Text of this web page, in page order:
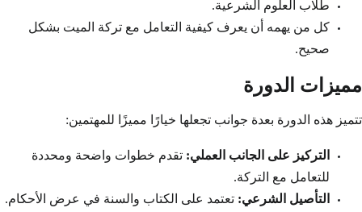
طلاب العلوم الشرعية.
كل من يهمه أن يعرف كيفية التعامل مع تركة الميت بشكل
صحيح.
مميزات الدورة
تتميز هذه الدورة بعدة جوانب تجعلها خيارًا مميزًا للمهتمين:
التركيز على الجانب العملي: تقدم خطوات واضحة ومحددة
للتعامل مع التركة.
التأصيل الشرعي: تعتمد على الكتاب والسنة في عرض الأحكام.